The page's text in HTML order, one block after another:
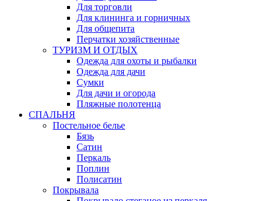
Для торговли
Для клининга и горничных
Для общепита
Перчатки хозяйственные
ТУРИЗМ И ОТДЫХ
Одежда для охоты и рыбалки
Одежда для дачи
Сумки
Для дачи и огорода
Пляжные полотенца
СПАЛЬНЯ
Постельное белье
Бязь
Сатин
Перкаль
Поплин
Полисатин
Покрывала